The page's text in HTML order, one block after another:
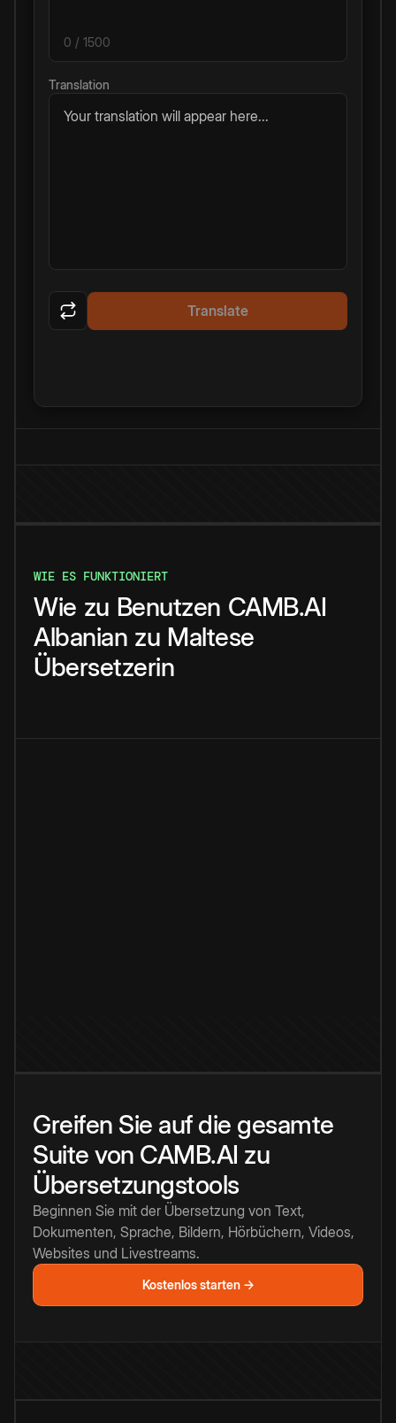
0 / 1500
Translation
Your translation will appear here...
Translate
WIE ES FUNKTIONIERT
Wie zu Benutzen CAMB.AI
Albanian zu Maltese
Übersetzerin
Greifen Sie auf die gesamte
Suite von CAMB.AI zu
Übersetzungstools
Beginnen Sie mit der Übersetzung von Text,
Dokumenten, Sprache, Bildern, Hörbüchern, Videos,
Websites und Livestreams.
Kostenlos starten →